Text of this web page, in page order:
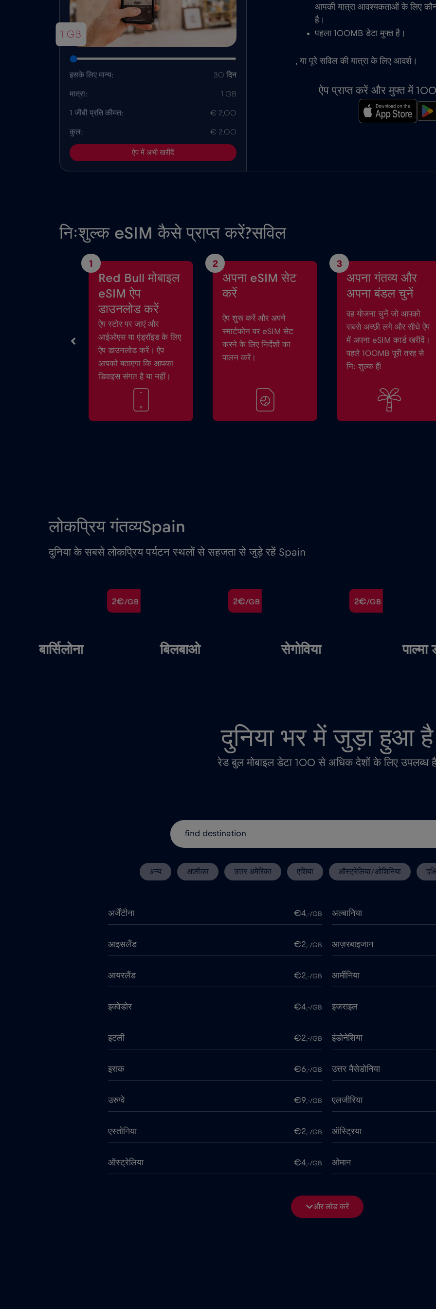
1 GB
इसके लिए मान्य: 30 दिन
मात्रा: 1 GB
1 जीबी प्रति कीमत: € 2,00
कुल: € 2.00
ऐप में अभी खरीदें
आपकी यात्रा आवश्यकताओं के लिए
है।
पहला 100MB डेटा मुफ्त है।
, या पूरे सविल की यात्रा के लिए आदर्श।
ऐप प्राप्त करें और मुफ्त में
निःशुल्क eSIM कैसे प्राप्त करें?सविल
1
Red Bull मोबाइल
eSIM ऐप
डाउनलोड करें
ऐप स्टोर पर जाएं और
आईओएस या एंड्रॉइड के लिए
ऐप डाउनलोड करें। ऐप
आपको बताएगा कि आपका
डिवाइस संगत है या नहीं।
2
अपना eSIM सेट
करें
ऐप शुरू करें और अपने
स्मार्टफोन पर eSIM सेट
करने के लिए निर्देशों का
पालन करें।
3
अपना गंतव्य और
अपना बंडल चुनें
वह योजना चुनें जो आपको
सबसे अच्छी लगे और सीधे ऐप
में अपना eSIM कार्ड खरीदें।
पहले 100MB पूरी तरह से
नि: शुल्क हैं!
लोकप्रिय गंतव्यSpain
दुनिया के सबसे लोकप्रिय पर्यटन स्थलों से सहजता से जुड़े रहें Spain
2€/GB
बार्सिलोना
2€/GB
बिलबाओ
2€/GB
सेगोविया पाल्मा
दुनिया भर में जुड़ा हुआ है
रेड बुल मोबाइल डेटा 100 से अधिक देशों के लिए उपलब्ध
अन्य अफ़्रीका उत्तर अमेरिका एशिया ऑस्ट्रेलिया/ओशिनिया
अर्जेंटीना €4,-/GB अल्बानिया
आइसलैंड €2,-/GB आज़रबाइजान
आयरलैंड €2,-/GB आर्मीनिया
इक्वेडोर €4,-/GB इजराइल
इटली €2,-/GB इंडोनेशिया
इराक €6,-/GB उत्तर मैसेडोनिया
उरुग्वे €9,-/GB एलजीरिया
एस्तोनिया €2,-/GB ऑस्ट्रिया
ऑस्ट्रेलिया €4,-/GB ओमान
€4,-/GB कनाडा
और लोड करें